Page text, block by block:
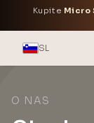
Kupite Micro
SL
O NAS